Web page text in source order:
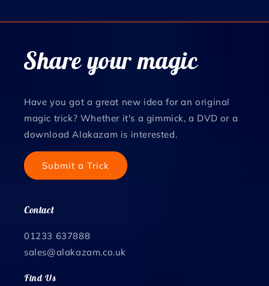
Share your magic
Have you got a great new idea for an original
magic trick? Whether it's a gimmick, a DVD or a
download Alakazam is interested.
Submit a Trick
Contact
01233 637888
sales@alakazam.co.uk
Find Us